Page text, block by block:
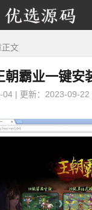
优
选
码
首页 网站源码
正文
朝霸业一键安
04 | 更新：2023-09-22